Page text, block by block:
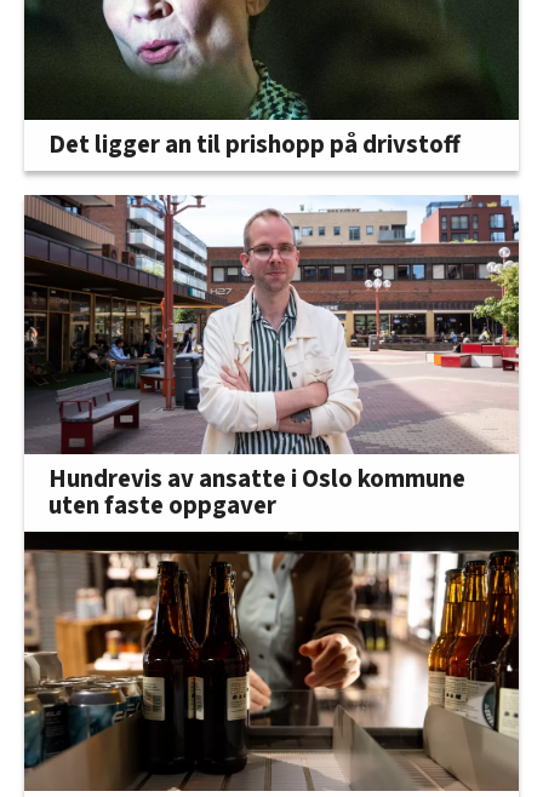
Det ligger an til prishopp på drivstoff
Hundrevis av ansatte i Oslo kommune
uten faste oppgaver